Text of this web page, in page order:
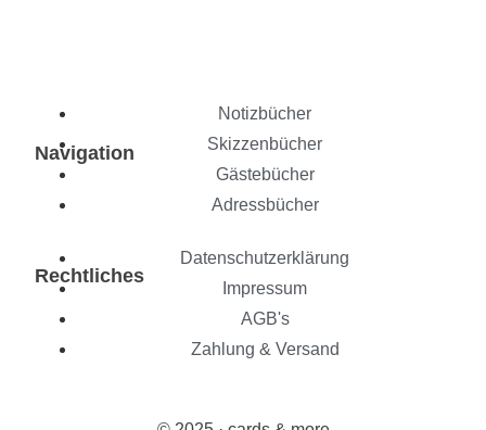
Navigation
Notizbücher
Skizzenbücher
Gästebücher
Adressbücher
Rechtliches
Datenschutzerklärung
Impressum
AGB's
Zahlung & Versand